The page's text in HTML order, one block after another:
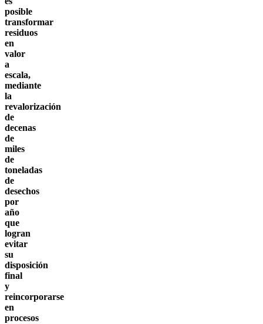
posible
transformar
residuos
en
valor
a
escala,
mediante
la
revalorización
de
decenas
de
miles
de
toneladas
de
desechos
por
año
que
logran
evitar
su
disposición
final
y
reincorporarse
en
procesos